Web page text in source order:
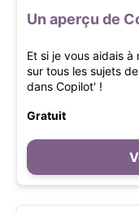
Un aperçu de
Et si je vous aidais
sur tous les sujets
dans Copilot' !
Gratuit